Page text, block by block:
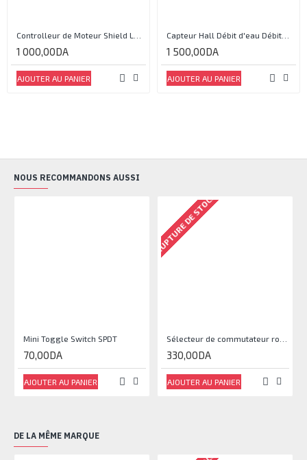
1 000,00DA
AJOUTER AU PANIER
Capteur Hall Débit d'eau Débitmètre Contrôle 1-30L Eau / min 1.75MPa
1 500,00DA
AJOUTER AU PANIER
NOUS RECOMMANDONS AUSSI
Mini Toggle Switch SPDT
70,00DA
AJOUTER AU PANIER
RUPTURE DE STOCK
330,00DA
AJOUTER AU PANIER
DE LA MÊME MARQUE